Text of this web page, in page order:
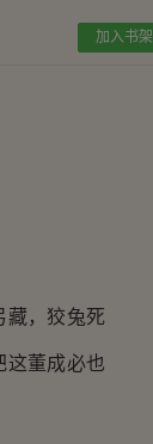
加入书架
，狡兔死
这董成必也